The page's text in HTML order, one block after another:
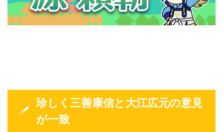
珍しく三善康信と大江広元の意見
が一致